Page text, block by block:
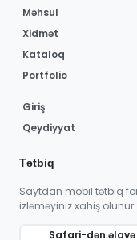
Məhsul
Xidmət
Kataloq
Portfolio
Giriş
Qeydiyyat
Tətbiq
Saytdan mobil tətbiq
izləməyiniz xahiş olunur.
Safari-dən